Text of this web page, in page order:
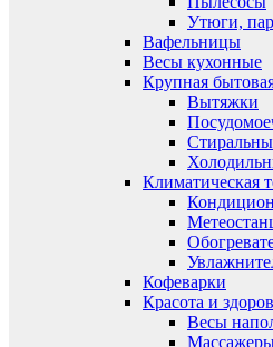
Утюги,
Вафельницы
Весы кухонные
Крупная
Вытяжки
Климатическая
Кофеварки
Красота и
Весы